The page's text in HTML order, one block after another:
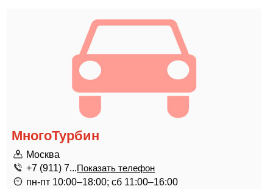
МногоТурбин
Москва
+7 (911) 7...Показать телефон
пн-пт 10:00–18:00; сб 11:00–16:00